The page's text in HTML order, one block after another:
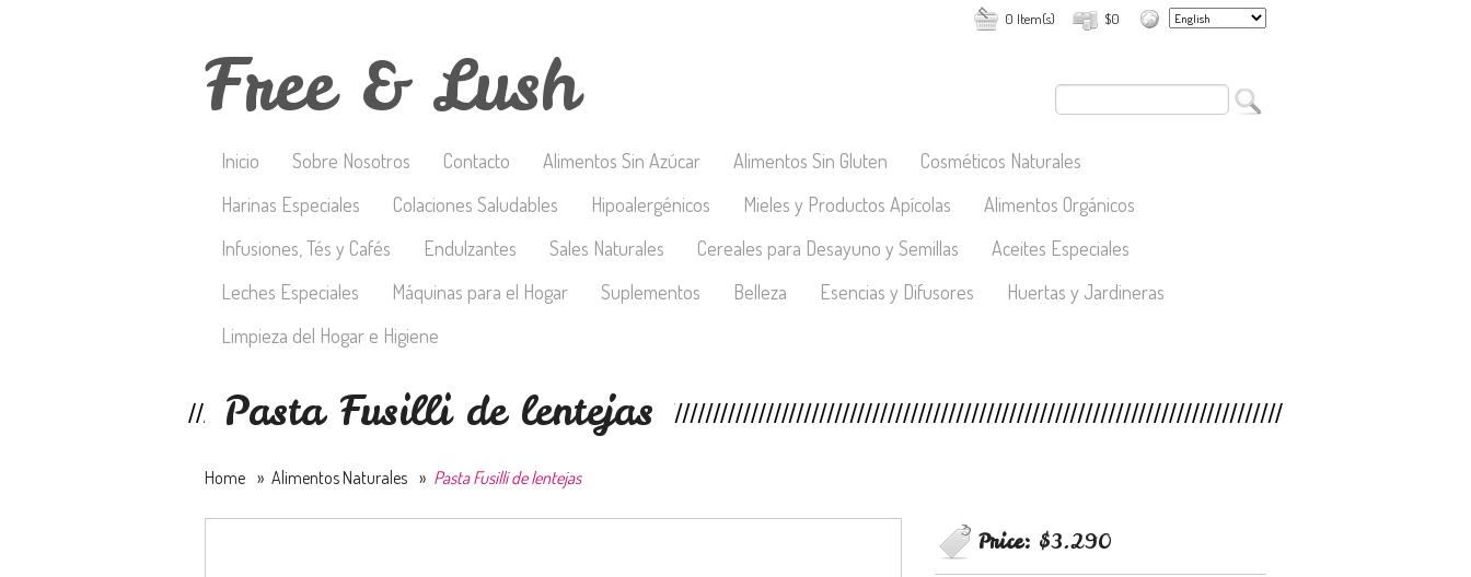
$0
0 Item(s)
Free & Lush
Inicio Sobre Nosotros Contacto Alimentos Sin Azúcar Alimentos Sin Gluten
Cosméticos Naturales
Harinas Especiales
Colaciones Saludables Hipoalergénicos Mieles y Productos Apícolas
Alimentos Orgánicos
Infusiones, Tés y Cafés
Endulzantes Sales Naturales Cereales para Desayuno y Semillas
Aceites Especiales
Leches Especiales
Máquinas para el Hogar Suplementos Belleza Esencias y Difusores
Huertas y Jardineras
Limpieza del Hogar e Higiene
Pasta Fusilli de lentejas
Home » Alimentos Naturales » Pasta Fusilli de lentejas
Price: $3.290